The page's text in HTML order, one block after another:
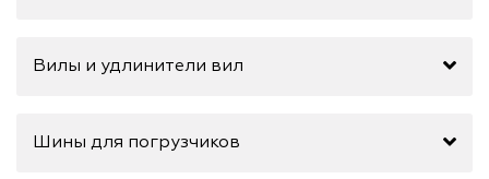
Вилы и удлинители вил
Шины для погрузчиков